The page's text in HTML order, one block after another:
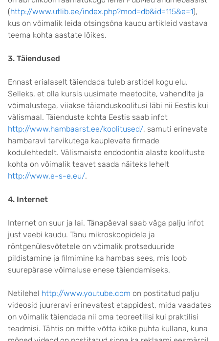
(http://www.utlib.ee/index.php?mod=db&id=115&e=1),
kus on võimalik leida otsingsõna kaudu artikleid vastava
teema kohta aastate lõikes.
3. Täiendused
Ennast erialaselt täiendada tuleb arstidel kogu elu.
Selleks, et olla kursis uusimate meetodite, vahendite ja
võimalustega, viiakse täienduskoolitusi läbi nii Eestis kui
välismaal. Täienduste kohta Eestis saab infot
http://www.hambaarst.ee/koolitused/, samuti erinevate
hambaravi tarvikutega kauplevate firmade
kodulehtedelt. Välismaiste endodontia alaste koolituste
kohta on võimalik teavet saada näiteks lehelt
http://www.e-s-e.eu/.
4. Internet
Internet on suur ja lai. Tänapäeval saab väga palju infot
just veebi kaudu. Tänu mikroskoopidele ja
röntgenülesvõtetele on võimalik protseduuride
pildistamine ja filmimine ka hambas sees, mis loob
suurepärase võimaluse enese täiendamiseks.
Netilehel http://www.youtube.com on postitatud palju
videosid juureravi erinevatest etappidest, mida vaadates
on võimalik täiendada nii oma teoreetilisi kui praktilisi
teadmisi. Tähtis on mitte võtta kõike puhta kullana, kuna